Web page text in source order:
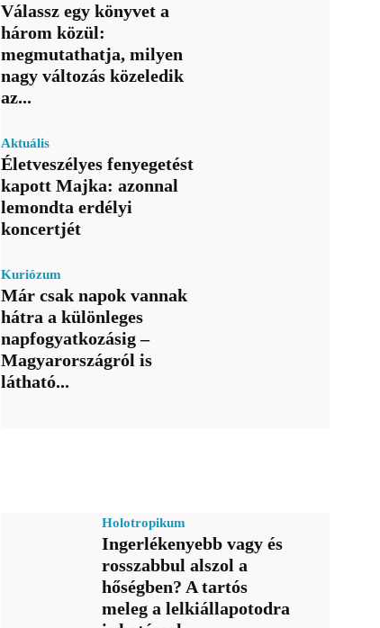
Válassz egy könyvet a
három közül:
megmutathatja, milyen
nagy változás közeledik
az...
Aktuális
Életveszélyes fenyegetést
kapott Majka: azonnal
lemondta erdélyi
koncertjét
Kuriózum
Már csak napok vannak
hátra a különleges
napfogyatkozásig –
Magyarországról is
látható...
Holotropikum
Ingerlékenyebb vagy és
rosszabbul alszol a
hőségben? A tartós
meleg a lelkiállapotodra